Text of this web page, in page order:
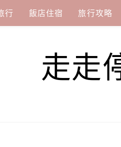
行 飯店住宿 旅行攻略
走走